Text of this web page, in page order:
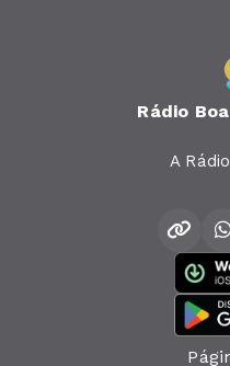
Rádio
A